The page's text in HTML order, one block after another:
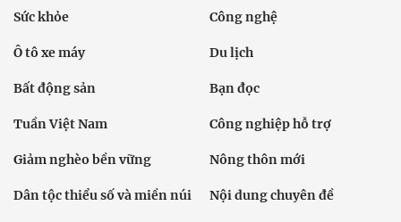
Sức khỏe Công nghệ
Ô tô xe máy Du lịch
Bất động sản Bạn đọc
Tuần Việt Nam Công nghiệp hỗ trợ
Giảm nghèo bền vững Nông thôn mới
Dân tộc thiểu số và miền núi Nội dung chuyên đề